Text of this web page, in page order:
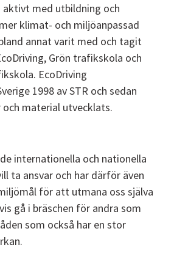
aktivt med utbildning och
klimat- och miljöanpassad
annat varit med och tagit
Grön trafikskola och
EcoDriving
1998 av STR och sedan
material utvecklats.
internationella och nationella
ta ansvar och har därför även
för att utmana oss själva
gå i bräschen för andra som
som också har en stor